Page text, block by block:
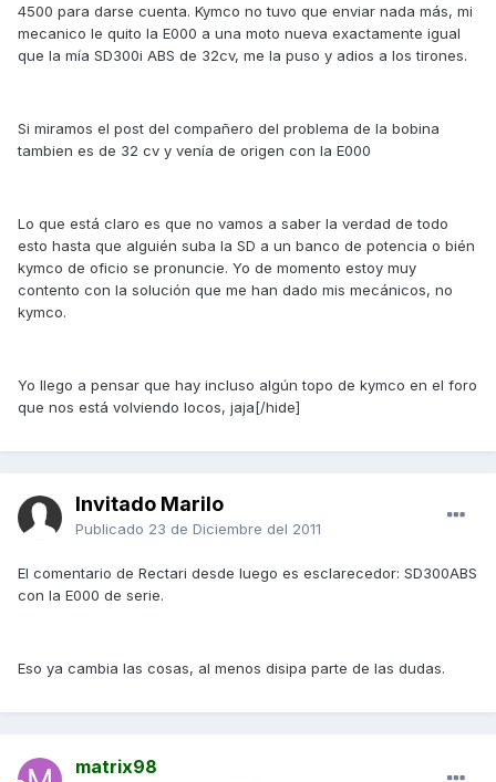
4500 para darse cuenta. Kymco no tuvo que enviar nada más, mi
mecanico le quito la E000 a una moto nueva exactamente igual
que la mía SD300i ABS de 32cv, me la puso y adios a los tirones.
Si miramos el post del compañero del problema de la bobina
tambien es de 32 cv y venía de origen con la E000
Lo que está claro es que no vamos a saber la verdad de todo
esto hasta que alguién suba la SD a un banco de potencia o bién
kymco de oficio se pronuncie. Yo de momento estoy muy
contento con la solución que me han dado mis mecánicos, no
kymco.
Yo llego a pensar que hay incluso algún topo de kymco en el foro
que nos está volviendo locos, jaja[/hide]
Invitado Marilo
Publicado 23 de Diciembre del 2011
El comentario de Rectari desde luego es esclarecedor: SD300ABS
con la E000 de serie.
Eso ya cambia las cosas, al menos disipa parte de las dudas.
matrix98